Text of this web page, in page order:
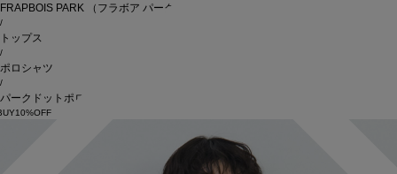
FRAPBOIS PARK （フラボア パーク）
/
トップス
/
ポロシャツ
/
パークドットポロ